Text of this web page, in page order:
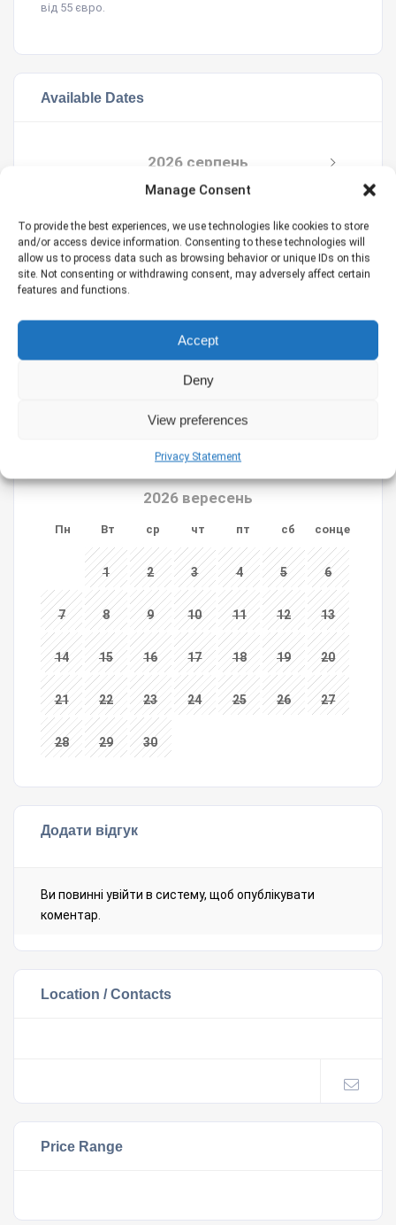
Manage Consent
To provide the best experiences, we use technologies like cookies to store
and/or access device information. Consenting to these technologies will
allow us to process data such as browsing behavior or unique IDs on this
site. Not consenting or withdrawing consent, may adversely affect certain
features and functions.
Accept
Deny
View preferences
Privacy Statement
від 55 євро.
Available Dates
2026 серпень
ср чт пт
1 2
3 4 5 6 7 8 9
10 11 12 13 14 15 16
17 18 19 20 21 22 23
2026 вересень
Пн Вт ср чт пт сб сонце
1 2 3 4 5 6
7 8 9 10 11 12 13
14 15 16 17 18 19 20
21 22 23 24 25 26 27
28 29 30
Додати відгук
Ви повинні увійти в систему, щоб опублікувати
коментар.
Location / Contacts
Price Range